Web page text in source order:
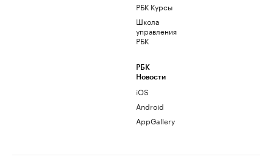
РБК Курсы
Школа
управления
РБК
РБК
Новости
iOS
Android
AppGallery